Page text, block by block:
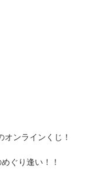
ンラインくじ！
ぐり逢い！！